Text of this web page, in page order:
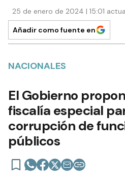
25 de enero de 2024 | 15:01
Añadir como fuente en
NACIONALES
El Gobierno
fiscalía especial
corrupción de
públicos